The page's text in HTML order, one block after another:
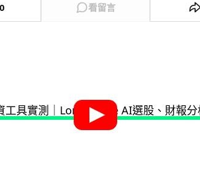
看留言